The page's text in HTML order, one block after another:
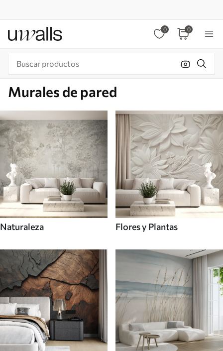
0 0
Murales de pared
Naturaleza Flores y Plantas